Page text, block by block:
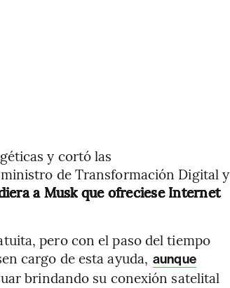
y cortó las
de Transformación Digital y
a Musk que ofreciese Internet
pero con el paso del tiempo
cargo de esta ayuda, aunque
brindando su conexión satelital